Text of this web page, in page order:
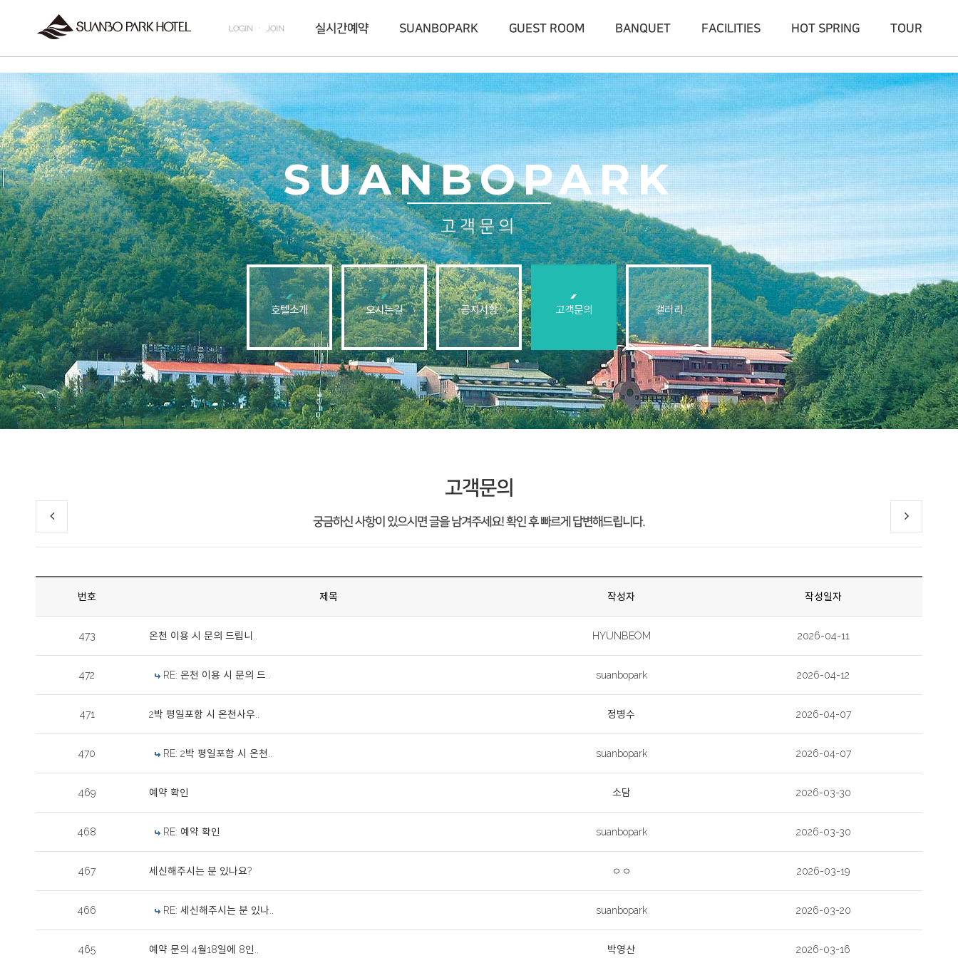
LOGIN ㆍ JOIN 실시간예약 SUANBOPARK GUEST ROOM BANQUET FACILITIES HOT SPRING TOUR
SUANBOPARK
고객문의
호텔소개 오시는길 공지사항 고객문의 갤러리
고객문의
궁금하신 사항이 있으시면 글을 남겨주세요! 확인 후 빠르게 답변해드립니다.
번호 제목 작성자 작성일자
473 온천 이용 시 문의 드립니.. HYUNBEOM 2026-04-11
472 RE: 온천 이용 시 문의 드.. suanbopark 2026-04-12
471 2박 평일포함 시 온천사우.. 정병수 2026-04-07
470 RE: 2박 평일포함 시 온천.. suanbopark 2026-04-07
469 예약 확인 소담 2026-03-30
468 RE: 예약 확인 suanbopark 2026-03-30
467 세신해주시는 분 있나요? ㅇㅇ 2026-03-19
466 RE: 세신해주시는 분 있나.. suanbopark 2026-03-20
465 예약 문의 4월18일에 8인.. 박영산 2026-03-16